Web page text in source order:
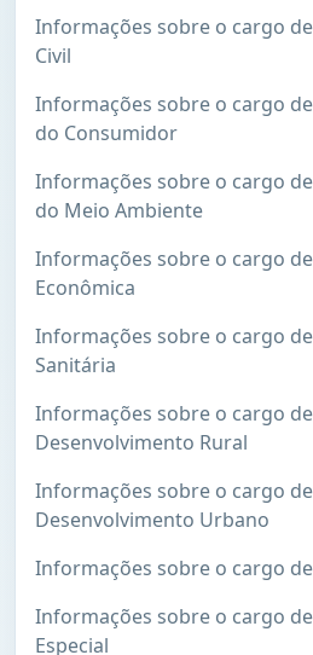
Informações sobre o cargo
Civil
Informações sobre o cargo
do Consumidor
Informações sobre o cargo
do Meio Ambiente
Informações sobre o cargo
Econômica
Informações sobre o cargo
Sanitária
Informações sobre o cargo
Desenvolvimento Rural
Informações sobre o cargo
Desenvolvimento Urbano
Informações sobre o cargo
Informações sobre o cargo
Especial